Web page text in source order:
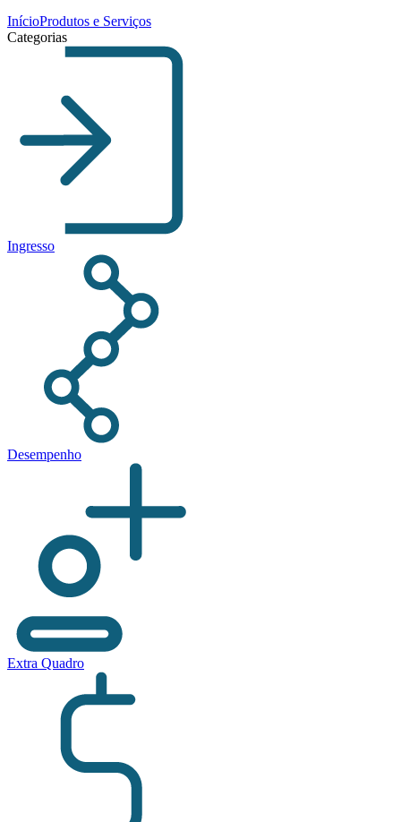
InícioProdutos e Serviços
Categorias
Ingresso
Desempenho
Extra Quadro